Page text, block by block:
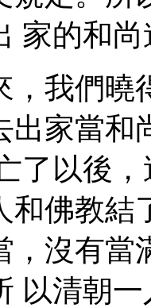
家的和
，我們曉
出家當和
了以後
和佛教結
，沒有當
以清朝